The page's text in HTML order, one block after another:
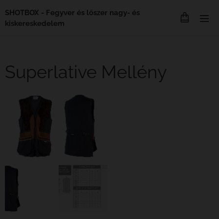
SHOTBOX - Fegyver és lőszer nagy- és
kiskereskedelem
Superlative Mellény